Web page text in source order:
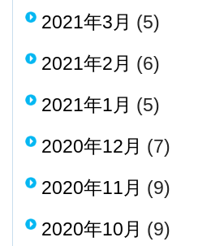
2021年3月 (5)
2021年2月 (6)
2021年1月 (5)
2020年12月 (7)
2020年11月 (9)
2020年10月 (9)